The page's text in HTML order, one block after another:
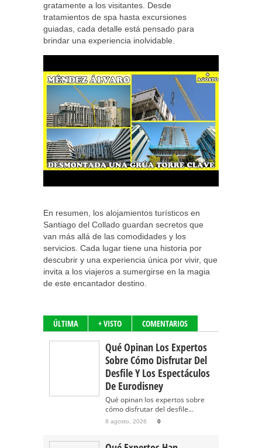
gratamente a los visitantes. Desde
tratamientos de spa hasta excursiones
guiadas, cada detalle está pensado para
brindar una experiencia inolvidable.
En resumen, los alojamientos turísticos en
Santiago del Collado guardan secretos que
van más allá de las comodidades y los
servicios. Cada lugar tiene una historia por
descubrir y una experiencia única por vivir, que
invita a los viajeros a sumergirse en la magia
de este encantador destino.
ÚLTIMA + VISTO COMENTARIOS
Qué Opinan Los Expertos
Sobre Cómo Disfrutar Del
Desfile Y Los Espectáculos
De Eurodisney
Qué opinan los expertos sobre
cómo disfrutar del desfile...
8 agosto, 2026 0